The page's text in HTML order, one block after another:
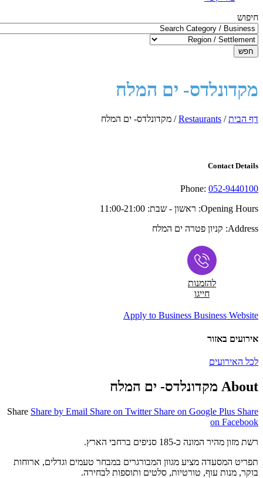
חיפוש
חפש
מקדונלדס- ים המלח
דף הבית/
Restaurants
/ מקדונלדס- ים המלח
Contact Details
Phone: 052-9440100
Opening Hours: ראשון - שבת: 11:00-21:00
Address: קניון פטרה ים המלח
להזמנות
חייגו
Apply to Business Business Website
אירועים באזור
לכל האירועים
About מקדונלדס- ים המלח
Share Share by Email Share on Twitter Share on Google Plus Share
on Facebook
רשת מזון מהיר המונה כ-185 סניפים ברחבי הארץ.
תפריט המסעדה מציע מגוון המבורגרים במבחר טעמים וגדלים, ארוחות
בוקר, מנות עוף, טורטיות, סלטים ותוספות לבחירה.